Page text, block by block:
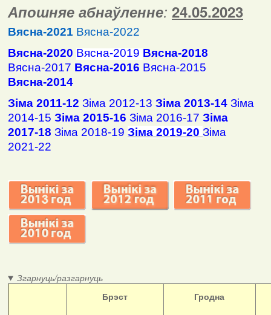
Апошняе абнаўленне: 24.05.2023
Вясна-2021 Вясна-2022
Вясна-2020 Вясна-2019 Вясна-2018
Вясна-2017 Вясна-2016 Вясна-2015
Вясна-2014
Зіма 2011-12 Зіма 2012-13 Зіма 2013-14 Зіма
2014-15 Зіма 2015-16 Зіма 2016-17 Зіма
2017-18 Зіма 2018-19 Зіма 2019-20 Зіма
2021-22
Згарнуць/разгарнуць
Брэст
Гродна